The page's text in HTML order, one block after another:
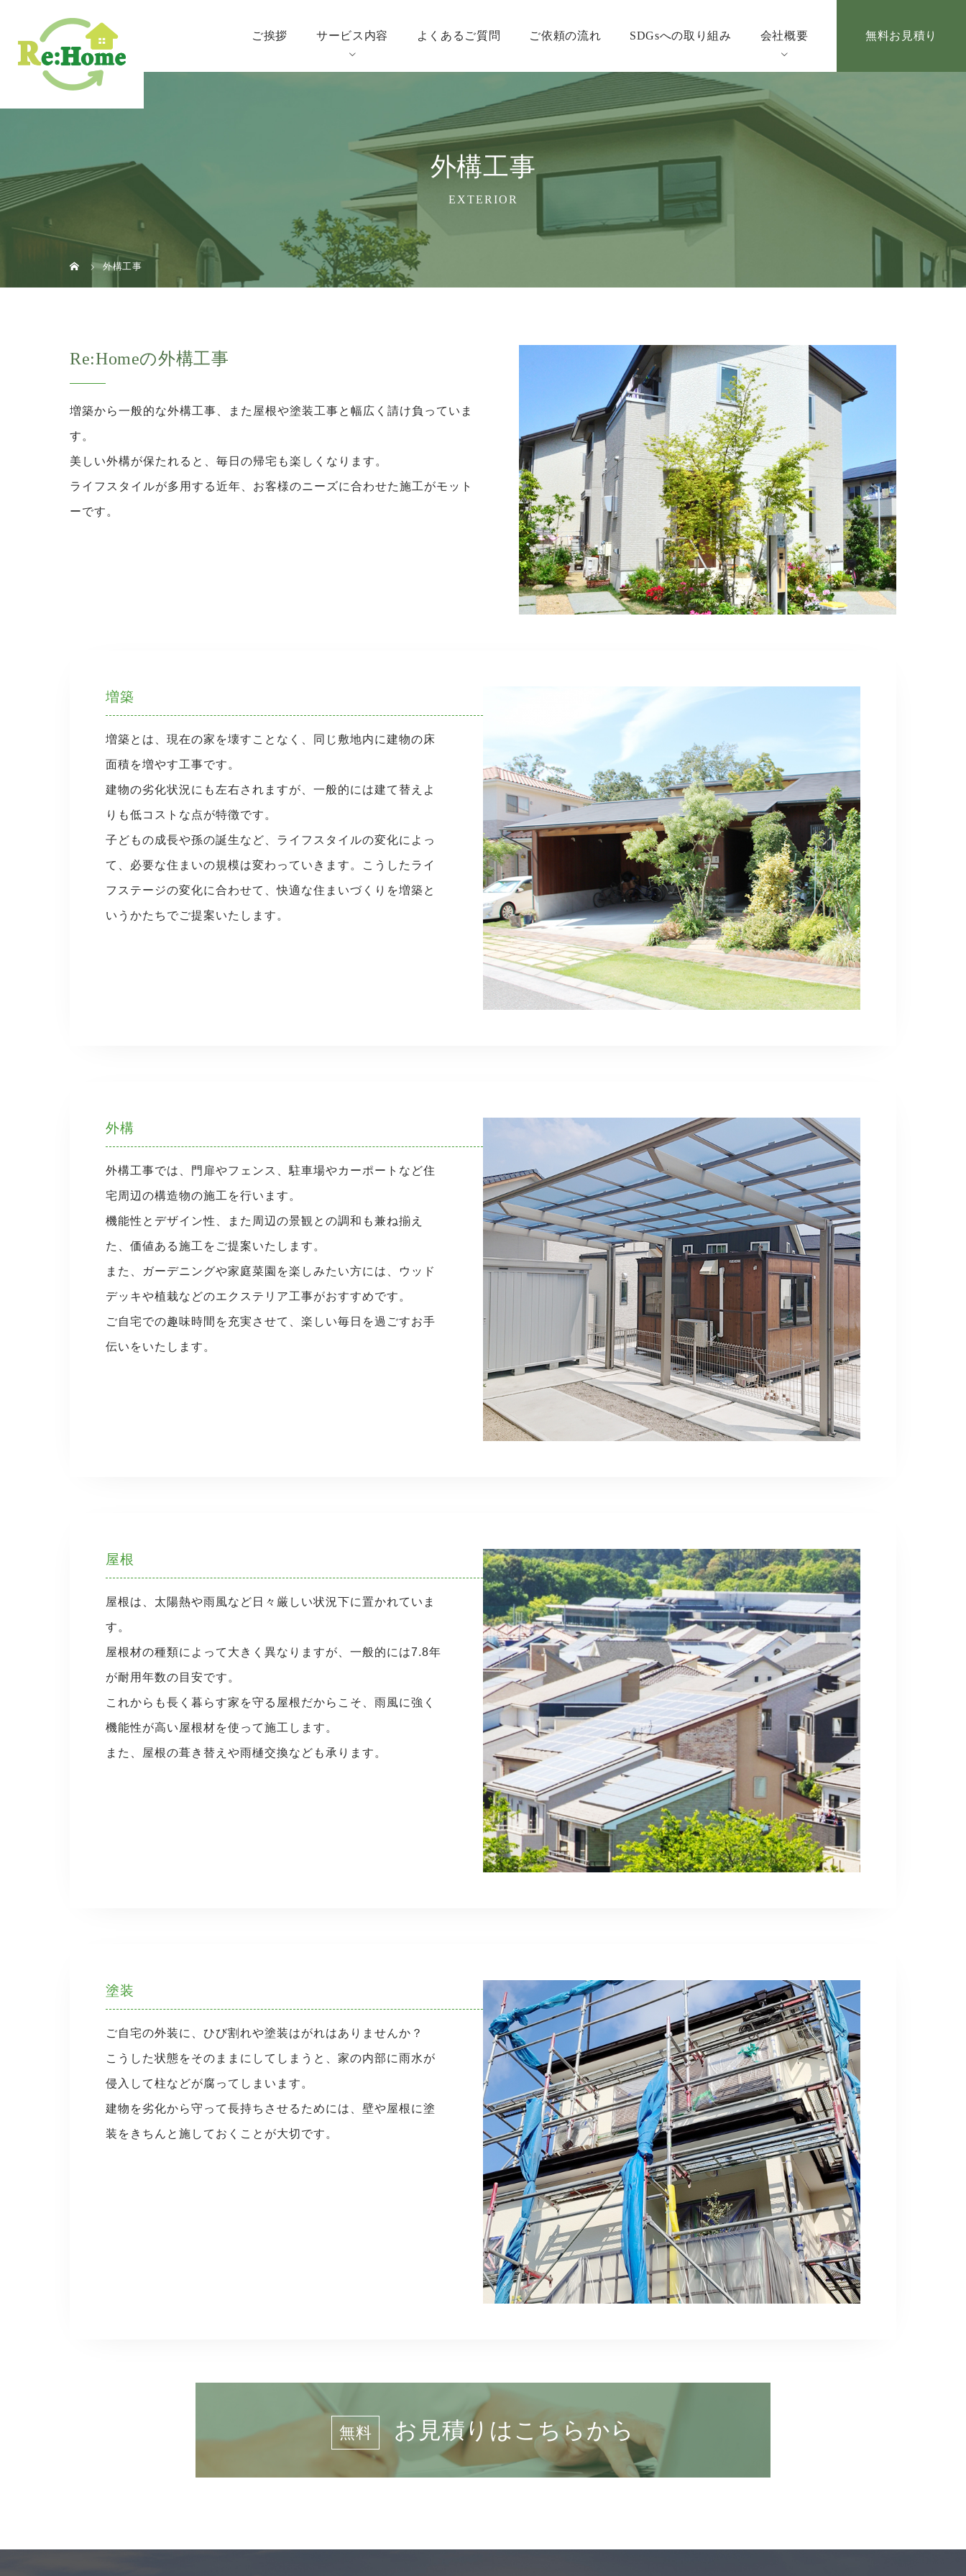
ご挨拶 サービス内容 よくあるご質問 ご依頼の流れ SDGsへの取り組み 会社概要 無料お見積り
外構工事
EXTERIOR
外構工事
Re:Homeの外構工事
増築から一般的な外構工事、また屋根や塗装工事と幅広く請け負っていま
す。
美しい外構が保たれると、毎日の帰宅も楽しくなります。
ライフスタイルが多用する近年、お客様のニーズに合わせた施工がモット
ーです。
増築
増築とは、現在の家を壊すことなく、同じ敷地内に建物の床
面積を増やす工事です。
建物の劣化状況にも左右されますが、一般的には建て替えよ
りも低コストな点が特徴です。
子どもの成長や孫の誕生など、ライフスタイルの変化によっ
て、必要な住まいの規模は変わっていきます。こうしたライ
フステージの変化に合わせて、快適な住まいづくりを増築と
いうかたちでご提案いたします。
外構
外構工事では、門扉やフェンス、駐車場やカーポートなど住
宅周辺の構造物の施工を行います。
機能性とデザイン性、また周辺の景観との調和も兼ね揃え
た、価値ある施工をご提案いたします。
また、ガーデニングや家庭菜園を楽しみたい方には、ウッド
デッキや植栽などのエクステリア工事がおすすめです。
ご自宅での趣味時間を充実させて、楽しい毎日を過ごすお手
伝いをいたします。
屋根
屋根は、太陽熱や雨風など日々厳しい状況下に置かれていま
す。
屋根材の種類によって大きく異なりますが、一般的には7.8年
が耐用年数の目安です。
これからも長く暮らす家を守る屋根だからこそ、雨風に強く
機能性が高い屋根材を使って施工します。
また、屋根の葺き替えや雨樋交換なども承ります。
塗装
ご自宅の外装に、ひび割れや塗装はがれはありませんか？
こうした状態をそのままにしてしまうと、家の内部に雨水が
侵入して柱などが腐ってしまいます。
建物を劣化から守って長持ちさせるためには、壁や屋根に塗
装をきちんと施しておくことが大切です。
無料 お見積りはこちらから